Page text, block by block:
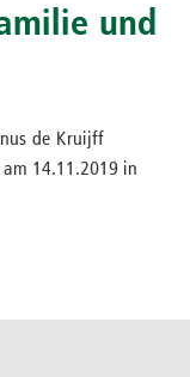
und
de Kruijff
14.11.2019 in